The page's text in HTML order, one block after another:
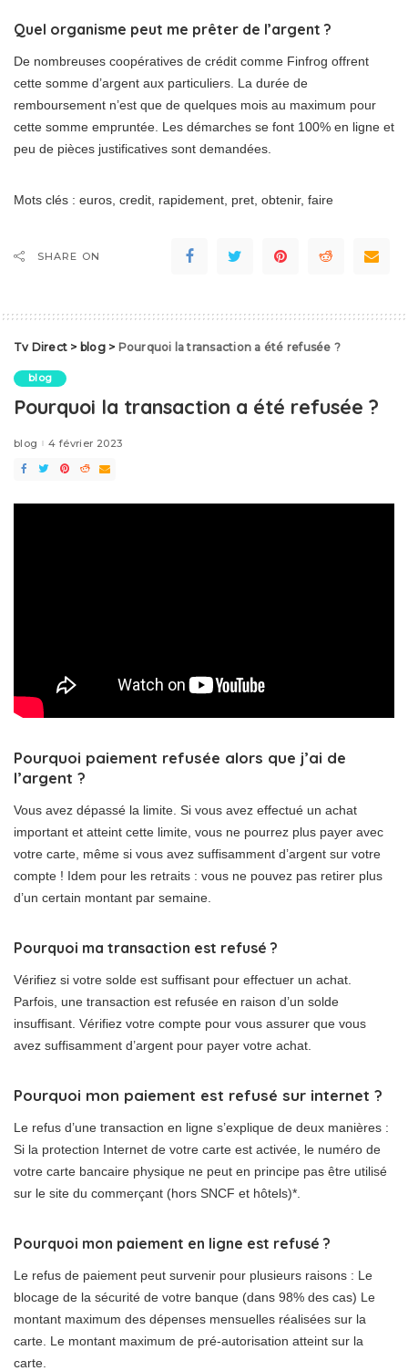
Quel organisme peut me prêter de l’argent ?
De nombreuses coopératives de crédit comme Finfrog offrent
cette somme d’argent aux particuliers. La durée de
remboursement n’est que de quelques mois au maximum pour
cette somme empruntée. Les démarches se font 100% en ligne et
peu de pièces justificatives sont demandées.
Mots clés : euros, credit, rapidement, pret, obtenir, faire
SHARE ON
Tv Direct > blog> Pourquoi la transaction a été refusée ?
blog
Pourquoi la transaction a été refusée ?
blog 4 février 2023
Pourquoi paiement refusée alors que j’ai de
l’argent ?
Vous avez dépassé la limite. Si vous avez effectué un achat
important et atteint cette limite, vous ne pourrez plus payer avec
votre carte, même si vous avez suffisamment d’argent sur votre
compte ! Idem pour les retraits : vous ne pouvez pas retirer plus
d’un certain montant par semaine.
Pourquoi ma transaction est refusé ?
Vérifiez si votre solde est suffisant pour effectuer un achat.
Parfois, une transaction est refusée en raison d’un solde
insuffisant. Vérifiez votre compte pour vous assurer que vous
avez suffisamment d’argent pour payer votre achat.
Pourquoi mon paiement est refusé sur internet ?
Le refus d’une transaction en ligne s’explique de deux manières :
Si la protection Internet de votre carte est activée, le numéro de
votre carte bancaire physique ne peut en principe pas être utilisé
sur le site du commerçant (hors SNCF et hôtels)*.
Pourquoi mon paiement en ligne est refusé ?
Le refus de paiement peut survenir pour plusieurs raisons : Le
blocage de la sécurité de votre banque (dans 98% des cas) Le
montant maximum des dépenses mensuelles réalisées sur la
carte. Le montant maximum de pré-autorisation atteint sur la
carte.